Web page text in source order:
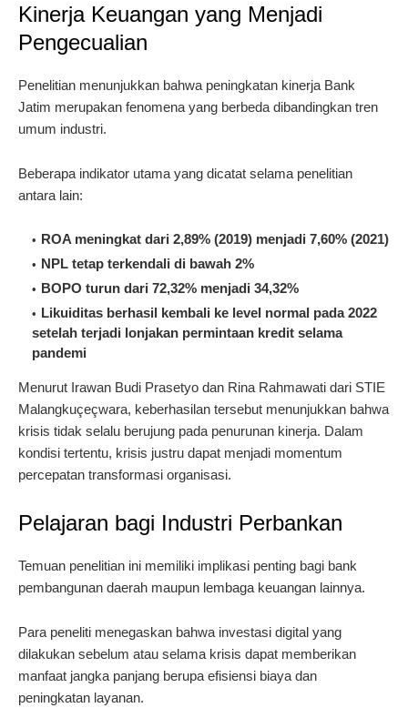
Kinerja Keuangan yang Menjadi
Pengecualian
Penelitian menunjukkan bahwa peningkatan kinerja Bank
Jatim merupakan fenomena yang berbeda dibandingkan tren
umum industri.
Beberapa indikator utama yang dicatat selama penelitian
antara lain:
ROA meningkat dari 2,89% (2019) menjadi 7,60% (2021)
NPL tetap terkendali di bawah 2%
BOPO turun dari 72,32% menjadi 34,32%
Likuiditas berhasil kembali ke level normal pada 2022
setelah terjadi lonjakan permintaan kredit selama
pandemi
Menurut Irawan Budi Prasetyo dan Rina Rahmawati dari STIE
Malangkuçeçwara, keberhasilan tersebut menunjukkan bahwa
krisis tidak selalu berujung pada penurunan kinerja. Dalam
kondisi tertentu, krisis justru dapat menjadi momentum
percepatan transformasi organisasi.
Pelajaran bagi Industri Perbankan
Temuan penelitian ini memiliki implikasi penting bagi bank
pembangunan daerah maupun lembaga keuangan lainnya.
Para peneliti menegaskan bahwa investasi digital yang
dilakukan sebelum atau selama krisis dapat memberikan
manfaat jangka panjang berupa efisiensi biaya dan
peningkatan layanan.